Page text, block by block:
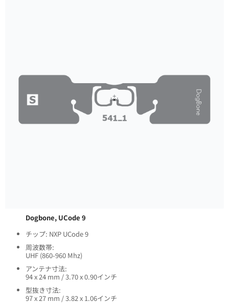
Dogbone, UCode 9
チップ: NXP UCode 9
周波数帯:
UHF (860-960 Mhz)
アンテナ寸法:
94 x 24 mm / 3.70 x 0.90インチ
型抜き寸法:
97 x 27 mm / 3.82 x 1.06インチ